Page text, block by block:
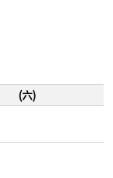
(六)